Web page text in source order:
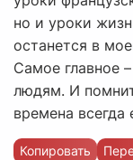
но и уроки
останется в
Самое главное
людям. И
времена
Копировать